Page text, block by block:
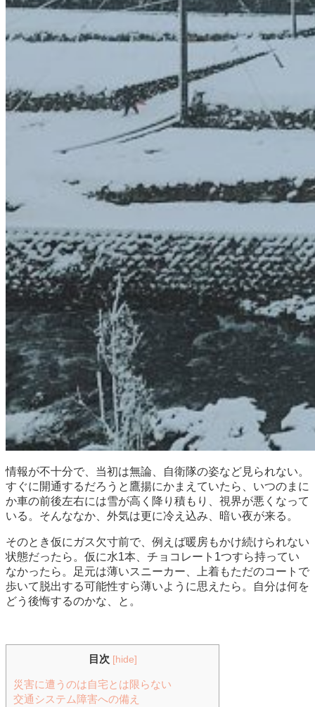
情報が不十分で、当初は無論、自衛隊の姿など見られない。
すぐに開通するだろうと鷹揚にかまえていたら、いつのまに
か車の前後左右には雪が高く降り積もり、視界が悪くなって
いる。そんななか、外気は更に冷え込み、暗い夜が来る。
そのとき仮にガス欠寸前で、例えば暖房もかけ続けられない
状態だったら。仮に水1本、チョコレート1つすら持ってい
なかったら。足元は薄いスニーカー、上着もただのコートで
歩いて脱出する可能性すら薄いように思えたら。自分は何を
どう後悔するのかな、と。
目次 [hide]
災害に遭うのは自宅とは限らない
交通システム障害への備え